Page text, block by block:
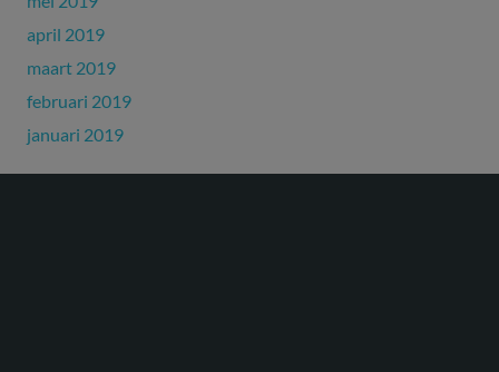
april 2019
maart 2019
februari 2019
januari 2019